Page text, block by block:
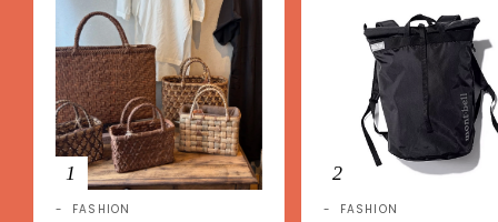
1
FASHION
2
FASHION